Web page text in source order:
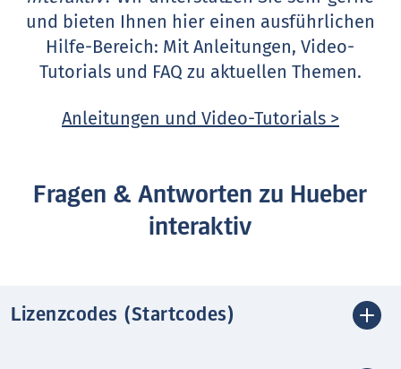
und bieten Ihnen hier einen ausführlichen
Hilfe-Bereich: Mit Anleitungen, Video-
Tutorials und FAQ zu aktuellen Themen.
Anleitungen und Video-Tutorials >
Fragen & Antworten zu Hueber
interaktiv
Lizenzcodes (Startcodes)